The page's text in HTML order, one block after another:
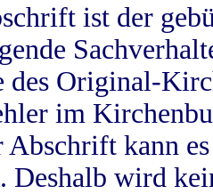
ist der
Original-
im
kann
Deshalb wird